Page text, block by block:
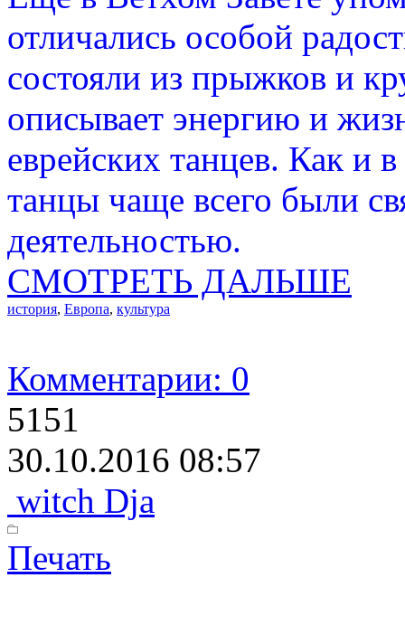
отличались особой
состояли из прыжков и
описывает энергию и
еврейских танцев. Как и
танцы чаще всего были
деятельностью.
СМОТРЕТЬ ДАЛЬШЕ
история, Европа, культура
Комментарии: 0
5151
30.10.2016 08:57
witch Dja
Печать